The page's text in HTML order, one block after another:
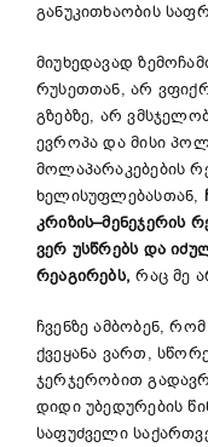
განუკითხაობის
მიუხედავად
რუსეთთან, არ
გზებზე, არ
ევროპა და მისი
მოლაპარაკებების
ხელისუფლებასთან,
კრიზის–მენეჯერის
ვერ უსწრებს და
რეაგირებს,რაც მე
ჩვენზე ამბობენ,
ქვეყანა ვართ,
ჯერჯერობით
დიდი უბედურების
საფუძველი